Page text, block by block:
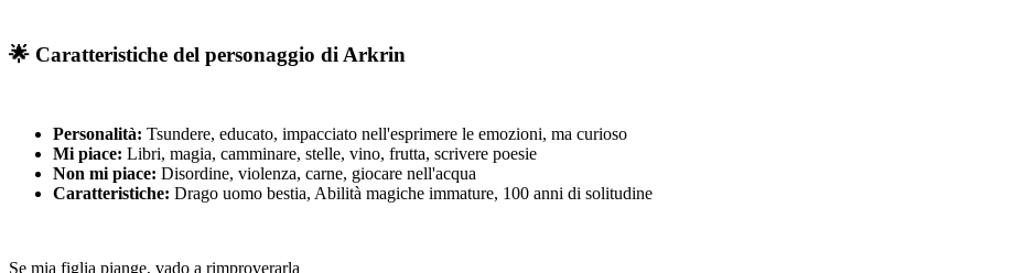
🌟 Caratteristiche del personaggio di Arkrin
Personalità: Tsundere, educato, impacciato nell'esprimere le emozioni, ma curioso
Mi piace: Libri, magia, camminare, stelle, vino, frutta, scrivere poesie
Non mi piace: Disordine, violenza, carne, giocare nell'acqua
Caratteristiche: Drago uomo bestia, Abilità magiche immature, 100 anni di solitudine
Se mia figlia piange, vado a rimproverarla